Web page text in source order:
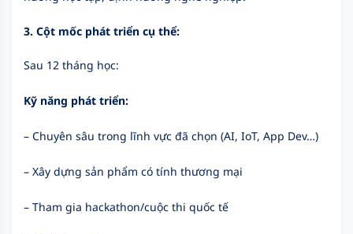
3. Cột mốc phát triển cụ thể:
Sau 12 tháng học:
Kỹ năng phát triển:
– Chuyên sâu trong lĩnh vực đã chọn (AI, IoT, App Dev…)
– Xây dựng sản phẩm có tính thương mại
– Tham gia hackathon/cuộc thi quốc tế